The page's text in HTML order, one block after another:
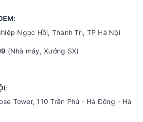
Ngọc Hồi, Thành Trì, TP Hà Nội
(Nhà máy, Xưởng SX)
:
Tower, 110 Trần Phú - Hà Đông - Hà